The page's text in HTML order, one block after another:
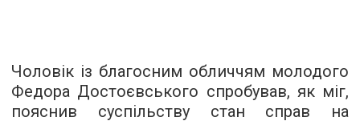
Чоловік із благосним обличчям молодого
Федора Достоєвського спробував, як міг,
пояснив суспільству стан справ на